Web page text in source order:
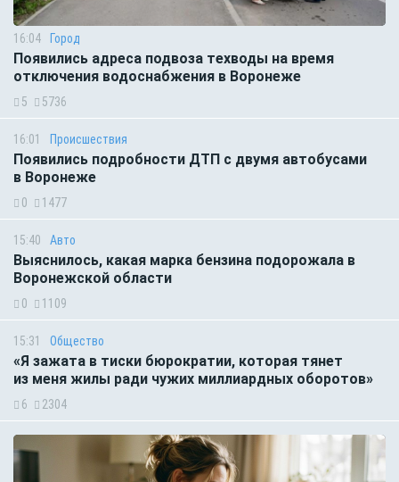
16:04 Город
Появились адреса подвоза техводы на время
отключения водоснабжения в Воронеже
5 5736
16:01 Происшествия
Появились подробности ДТП с двумя автобусами
в Воронеже
0 1477
15:40 Авто
Выяснилось, какая марка бензина подорожала в
Воронежской области
0 1109
15:31 Общество
«Я зажата в тиски бюрократии, которая тянет
из меня жилы ради чужих миллиардных оборотов»
6 2304